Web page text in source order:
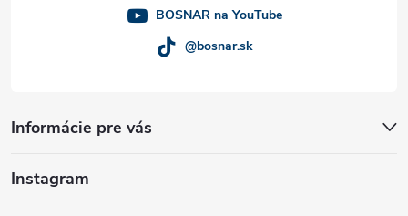
Informácie pre vás
BOSNAR na YouTube
@bosnar.sk
Instagram